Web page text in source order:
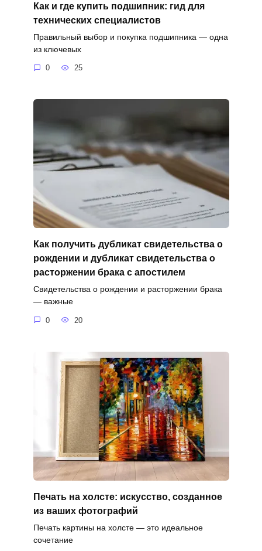
Как и где купить подшипник: гид для
технических специалистов
Правильный выбор и покупка подшипника — одна
из ключевых
0 25
Как получить дубликат свидетельства о
рождении и дубликат свидетельства о
расторжении брака с апостилем
Свидетельства о рождении и расторжении брака
— важные
0 20
Печать на холсте: искусство, созданное
из ваших фотографий
Печать картины на холсте — это идеальное
сочетание